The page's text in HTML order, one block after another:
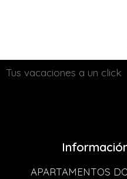
Tus vacaciones a un click
APARTAMENTOS